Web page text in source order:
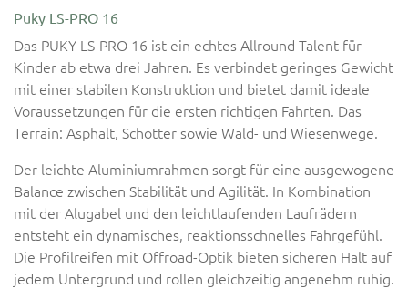
Puky LS-PRO 16
Das PUKY LS-PRO 16 ist ein echtes Allround-Talent für
Kinder ab etwa drei Jahren. Es verbindet geringes Gewicht
mit einer stabilen Konstruktion und bietet damit ideale
Voraussetzungen für die ersten richtigen Fahrten. Das
Terrain: Asphalt, Schotter sowie Wald- und Wiesenwege.
Der leichte Aluminiumrahmen sorgt für eine ausgewogene
Balance zwischen Stabilität und Agilität. In Kombination
mit der Alugabel und den leichtlaufenden Laufrädern
entsteht ein dynamisches, reaktionsschnelles Fahrgefühl.
Die Profilreifen mit Offroad-Optik bieten sicheren Halt auf
jedem Untergrund und rollen gleichzeitig angenehm ruhig.